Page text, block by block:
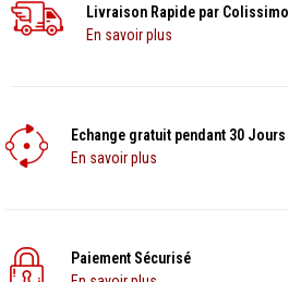
Livraison Rapide par Colissimo
En savoir plus
Echange gratuit pendant 30 Jours
En savoir plus
Paiement Sécurisé